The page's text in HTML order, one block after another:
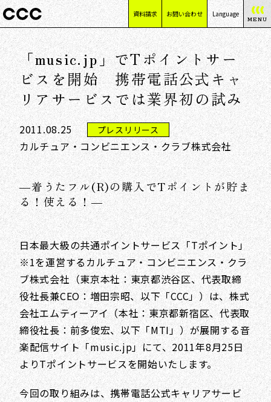
資料請求 お問い合わせ Language
日本語
English
简体中文
繁體中文
MENU
「music.jp」でTポイントサー
ビスを開始 携帯電話公式キャ
リアサービスでは業界初の試み
2011.08.25 プレスリリース
カルチュア・コンビニエンス・クラブ株式会社
―着うたフル(R)の購入でTポイントが貯ま
る！使える！―
日本最大級の共通ポイントサービス「Tポイント」
※1を運営するカルチュア・コンビニエンス・クラ
ブ株式会社（東京本社：東京都渋谷区、代表取締
役社長兼CEO：増田宗昭、以下「CCC」）は、株式
会社エムティーアイ（本社：東京都新宿区、代表取
締役社長：前多俊宏、以下「MTI」）が展開する音
楽配信サイト「music.jp」にて、2011年8月25日
よりTポイントサービスを開始いたします。
今回の取り組みは、携帯電話公式キャリアサービ